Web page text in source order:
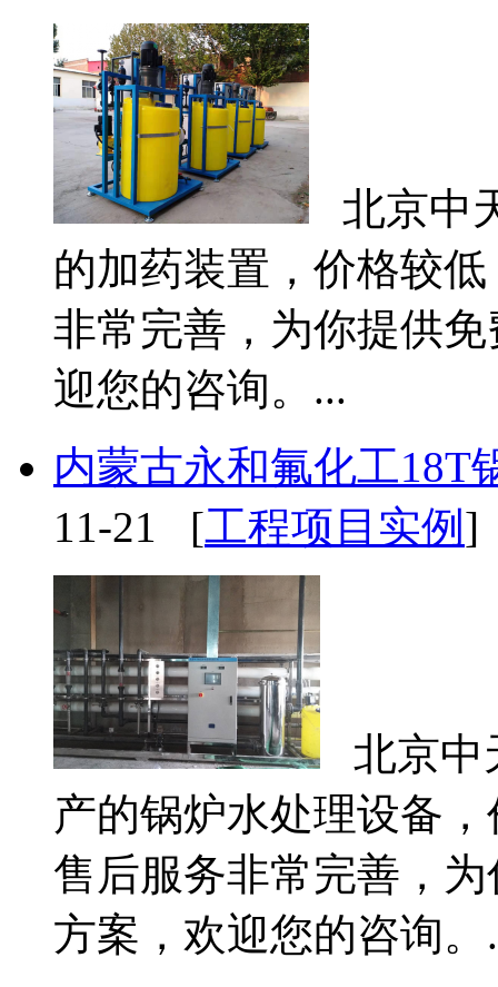
北京中
的加药装置，价格较
非常完善，为你提供
迎您的咨询。...
内蒙古永和氟化工18T
11-21 [工程项目实例 ]
北京中
产的锅炉水处理设备
售后服务非常完善，
方案，欢迎您的咨询。